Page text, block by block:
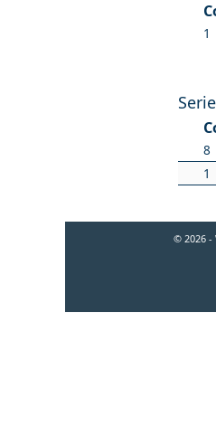
1
8
1
© 2026 -